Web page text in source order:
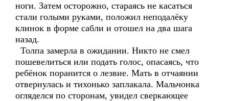
ноги. Затем осторожно, стараясь не касаться
стали голыми руками, положил неподалёку
клинок в форме сабли и отошел на два шага
назад.
Толпа замерла в ожидании. Никто не смел
пошевелиться или подать голос, опасаясь, что
ребёнок поранится о лезвие. Мать в отчаянии
отвернулась и тихонько заплакала. Мальчонка
огляделся по сторонам, увидел сверкающее